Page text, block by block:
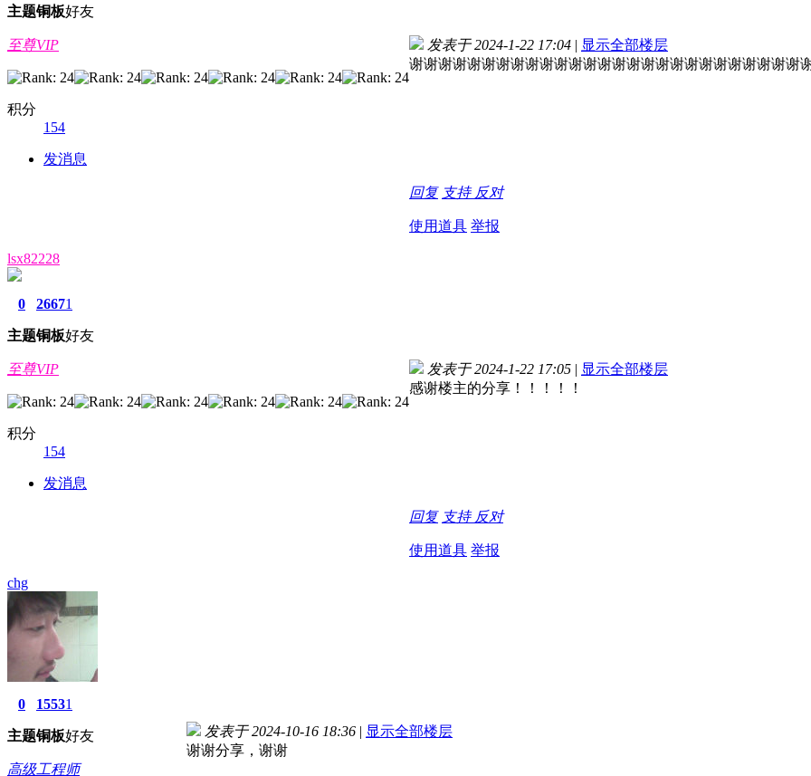
主题铜板好友
至尊VIP
积分
154
发消息
发表于 2024-1-22 17:04 | 显示全部楼层
谢谢谢谢谢谢谢谢谢谢谢谢谢谢谢谢谢谢谢谢谢谢谢谢谢谢谢
回复 支持 反对
使用道具 举报
lsx82228
0
主题
2667
铜板
1
好友
至尊VIP
积分
154
发消息
发表于 2024-1-22 17:05 | 显示全部楼层
感谢楼主的分享！！！！！
回复 支持 反对
使用道具 举报
chg
0
主题
1553
铜板
1
好友
高级工程师
发表于 2024-10-16 18:36 | 显示全部楼层
谢谢分享，谢谢